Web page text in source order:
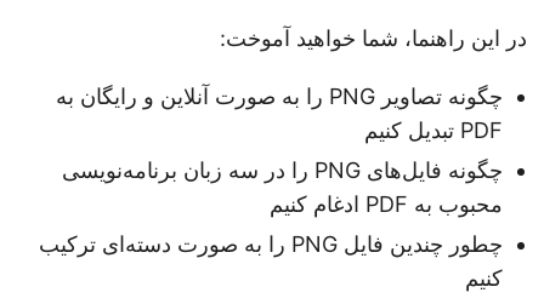
در این راهنما، شما خواهید آموخت:
چگونه تصاویر PNG را به صورت آنلاین و رایگان به
PDF تبدیل کنیم
چگونه فایل‌های PNG را در سه زبان برنامه‌نویسی
محبوب به PDF ادغام کنیم
چطور چندین فایل PNG را به صورت دسته‌ای ترکیب
کنیم